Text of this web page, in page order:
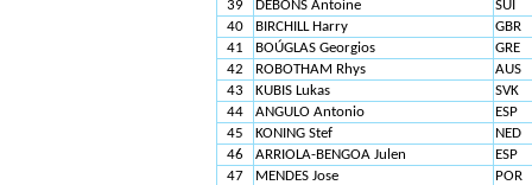
39 DEBONS Antoine
SUI
40
BIRCHILL Harry
GBR
41
BOÚGLAS Georgios
GRE
42
ROBOTHAM Rhys
AUS
43
KUBIS Lukas
SVK
44
ANGULO Antonio
ESP
45
KONING Stef
NED
46
ARRIOLA-BENGOA Julen
ESP
47
MENDES Jose
POR